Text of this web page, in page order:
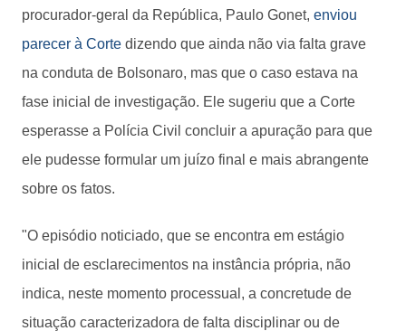
procurador-geral da República, Paulo Gonet, enviou
parecer à Corte dizendo que ainda não via falta grave
na conduta de Bolsonaro, mas que o caso estava na
fase inicial de investigação. Ele sugeriu que a Corte
esperasse a Polícia Civil concluir a apuração para que
ele pudesse formular um juízo final e mais abrangente
sobre os fatos.
"O episódio noticiado, que se encontra em estágio
inicial de esclarecimentos na instância própria, não
indica, neste momento processual, a concretude de
situação caracterizadora de falta disciplinar ou de